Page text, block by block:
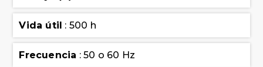
Vida útil : 500 h
Frecuencia : 50 o 60 Hz